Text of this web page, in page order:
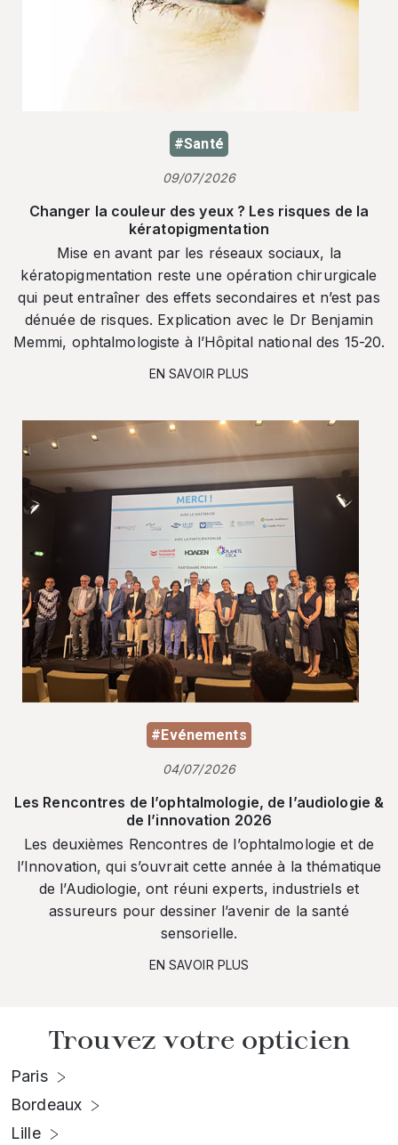
#Santé
09/07/2026
Changer la couleur des yeux ? Les risques de la
kératopigmentation
Mise en avant par les réseaux sociaux, la
kératopigmentation reste une opération chirurgicale
qui peut entraîner des effets secondaires et n’est pas
dénuée de risques. Explication avec le Dr Benjamin
Memmi, ophtalmologiste à l’Hôpital national des 15-20.
EN SAVOIR PLUS
#Evénements
04/07/2026
Les Rencontres de l’ophtalmologie, de l’audiologie &
de l’innovation 2026
Les deuxièmes Rencontres de l’ophtalmologie et de
l’Innovation, qui s’ouvrait cette année à la thématique
de l’Audiologie, ont réuni experts, industriels et
assureurs pour dessiner l’avenir de la santé
sensorielle.
EN SAVOIR PLUS
Trouvez votre opticien
Paris
Bordeaux
Lille